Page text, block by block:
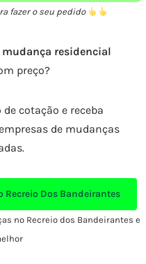
fazer o seu pedido
mudança residencial
preço?
cotação e receba
de mudanças
Recreio Dos Bandeirantes
no Recreio dos Bandeirantes e